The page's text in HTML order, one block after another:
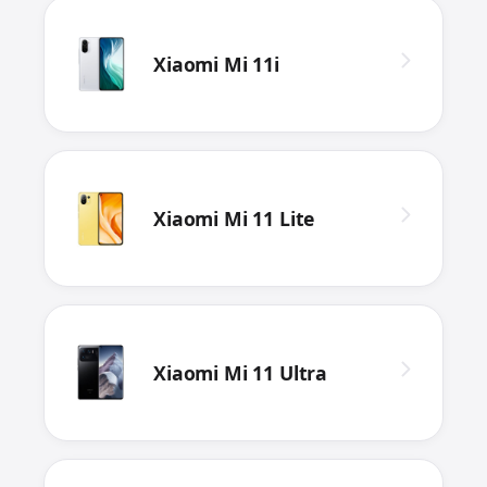
Xiaomi Mi 11i
Xiaomi Mi 11 Lite
Xiaomi Mi 11 Ultra